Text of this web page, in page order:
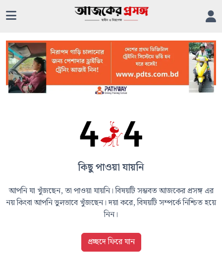
কিছু পাওয়া যায়নি
আপনি যা খুঁজছেন, তা পাওয়া যায়নি। বিষয়টি সম্ভবত আজকের প্রসঙ্গ এর
নয় কিংবা আপনি ভুলভাবে খুঁজছেন। দয়া করে, বিষয়টি সম্পর্কে নিশ্চিত হয়ে
নিন।
প্রচ্ছদে ফিরে যান